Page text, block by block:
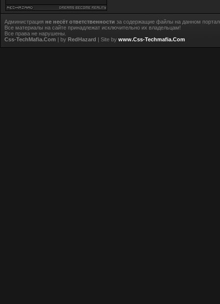
Администрация не несёт ответственности за содержащие файлы на данном
Все материалы на сайте принадлежат исключительно их владельцам!
Все права не нарушены.
Css-TechMafia.Com | by RedHazard | Site by www.Css-Techmafia.Com